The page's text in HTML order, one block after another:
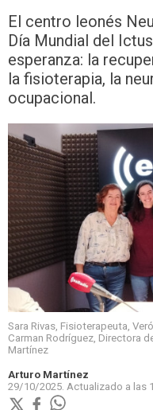
El centro leonés
Día Mundial del
esperanza: la
la fisioterapia, la
ocupacional.
Sara Rivas, Fisioterapeuta,
Carman Rodríguez, Directora
Martínez
Arturo Martínez
29/10/2025. Actualizado a las